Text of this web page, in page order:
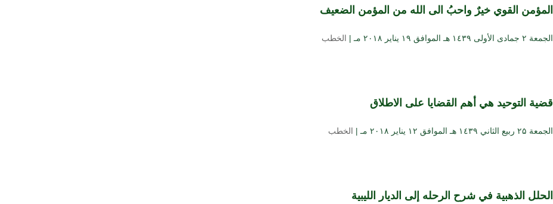
المؤمن القوي خيرٌ واحبُ الى الله من المؤمن الضعيف
الجمعة ۲ جمادى الأولى ۱٤۳۹ هـ الموافق ۱۹ يناير ۲۰۱۸ مـ | الخطب
قضية التوحيد هي أهم القضايا على الاطلاق
الجمعة ۲۵ ربيع الثاني ۱٤۳۹ هـ الموافق ۱۲ يناير ۲۰۱۸ مـ | الخطب
الحلل الذهبية في شرح الرحله إلى الديار الليبية